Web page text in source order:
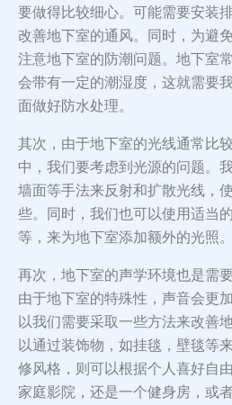
要做得比较细心。可能需要安装
改善地下室的通风。同时，为避
注意地下室的防潮问题。地下室
会带有一定的潮湿度，这就需要
面做好防水处理。
其次，由于地下室的光线通常比
中，我们要考虑到光源的问题。
墙面等手法来反射和扩散光线，
些。同时，我们也可以使用适当
等，来为地下室添加额外的光照。
再次，地下室的声学环境也是需
由于地下室的特殊性，声音会更
以我们需要采取一些方法来改善
以通过装饰物，如挂毯，壁毯等
修风格，则可以根据个人喜好自
家庭影院，还是一个健身房，或